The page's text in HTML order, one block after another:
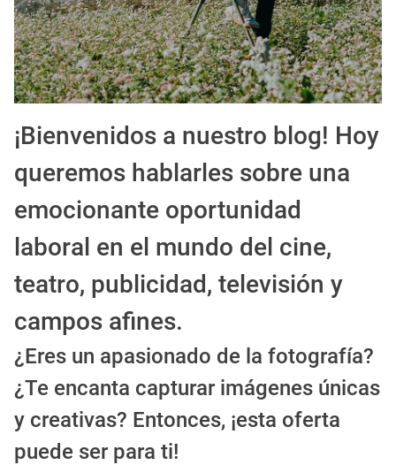
¡Bienvenidos a nuestro blog! Hoy
queremos hablarles sobre una
emocionante oportunidad
laboral en el mundo del cine,
teatro, publicidad, televisión y
campos afines.
¿Eres un apasionado de la fotografía?
¿Te encanta capturar imágenes únicas
y creativas? Entonces, ¡esta oferta
puede ser para ti!